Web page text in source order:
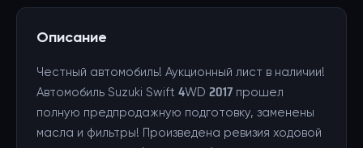
Описание
Честный автомобиль! Аукционный лист в наличии!
Автомобиль Suzuki Swift 4WD 2017 прошел
полную предпродажную подготовку, заменены
масла и фильтры! Произведена ревизия ходовой